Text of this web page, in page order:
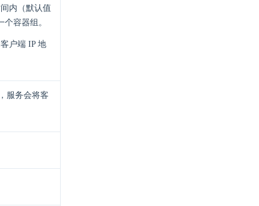
内（默认值
容器组。
户端 IP 地
服务会将客